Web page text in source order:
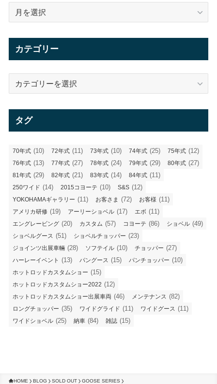
カテゴリー
タグ
70年式 (10) 72年式 (11) 73年式 (10) 74年式 (25) 75年式 (12)
76年式 (13) 77年式 (27) 78年式 (24) 79年式 (29) 80年式 (27)
81年式 (29) 82年式 (21) 83年式 (14) 84年式 (11)
250ワイド (14) 2015コヨーテ (10) S&S (12)
YOKOHAMAギャラリー (11) お客さま (72) お客様 (11)
アメリカ研修 (19) アーリーショベル (17) エボ (11)
エングレービング (20) カスタム (57) コヨーテ (86) ショベル (49)
ショベルグース (51) ショベルチョッパー (23)
ジョインツ出展車輛 (28) ソフテイル (10) チョッパー (27)
ハーレーイベント (13) パングース (15) パンチョッパー (10)
ホットロッドカスタムショー (15)
ホットロッドカスタムショー2022 (12)
ホットロッドカスタムショー出展車両 (46) メンテナンス (82)
ロングチョッパー (35) ワイドグライド (11) ワイドグース (11)
ワイドショベル (25) 納車 (84) 雑誌 (15)
HOME BLOG SOLD OUT GOOSE SERIES